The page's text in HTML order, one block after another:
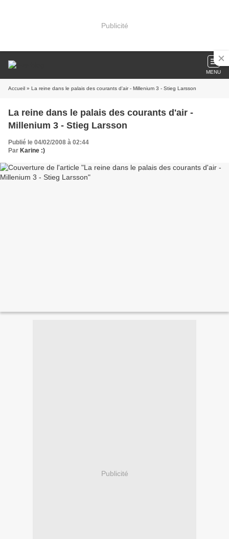
Publicité
MENU
Accueil » La reine dans le palais des courants d'air - Millenium 3 - Stieg Larsson
La reine dans le palais des courants d'air -
Millenium 3 - Stieg Larsson
Publié le 04/02/2008 à 02:44
Par Karine :)
Publicité